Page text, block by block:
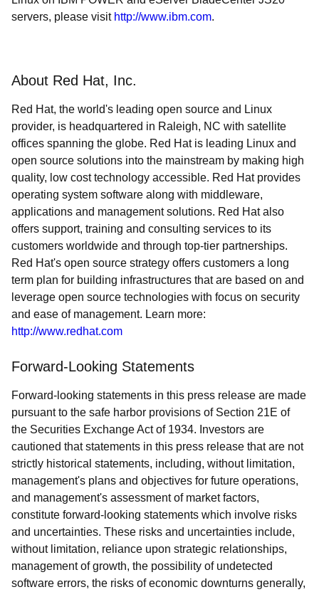
servers, please visit http://www.ibm.com.
About Red Hat, Inc.
Red Hat, the world's leading open source and Linux
provider, is headquartered in Raleigh, NC with satellite
offices spanning the globe. Red Hat is leading Linux and
open source solutions into the mainstream by making high
quality, low cost technology accessible. Red Hat provides
operating system software along with middleware,
applications and management solutions. Red Hat also
offers support, training and consulting services to its
customers worldwide and through top-tier partnerships.
Red Hat's open source strategy offers customers a long
term plan for building infrastructures that are based on and
leverage open source technologies with focus on security
and ease of management. Learn more:
http://www.redhat.com
Forward-Looking Statements
Forward-looking statements in this press release are made
pursuant to the safe harbor provisions of Section 21E of
the Securities Exchange Act of 1934. Investors are
cautioned that statements in this press release that are not
strictly historical statements, including, without limitation,
management's plans and objectives for future operations,
and management's assessment of market factors,
constitute forward-looking statements which involve risks
and uncertainties. These risks and uncertainties include,
without limitation, reliance upon strategic relationships,
management of growth, the possibility of undetected
software errors, the risks of economic downturns generally,